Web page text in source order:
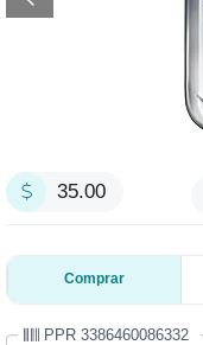
35.00
Comprar
PPR 3386460086332